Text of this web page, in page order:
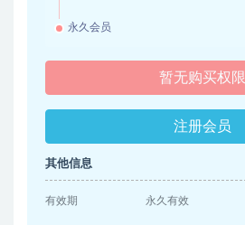
永久会员
暂无购买权限
注册会员
其他信息
有效期 永久有效